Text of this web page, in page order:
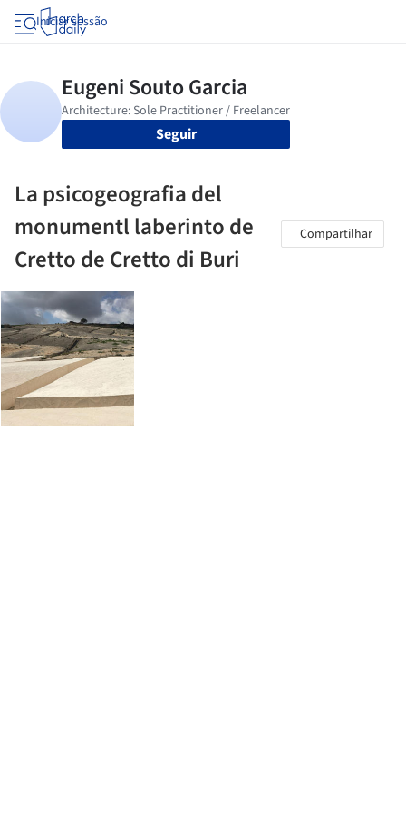
Iniciar sessão
Seguir
La psicogeografia del
monumentl laberinto de
Cretto de Cretto di Buri
Compartilhar